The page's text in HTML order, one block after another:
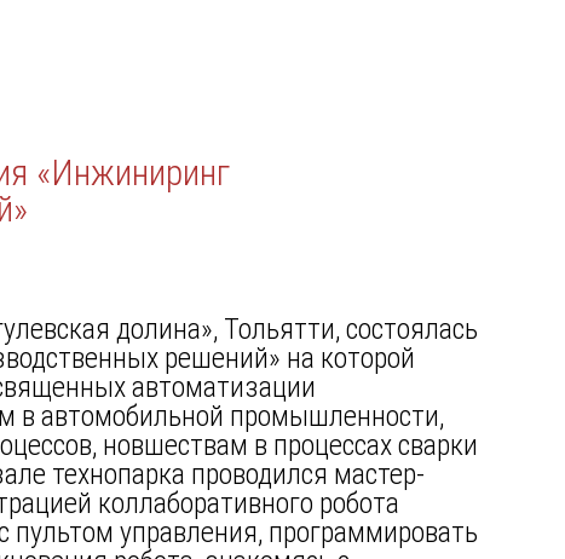
«Инжиниринг
долина», Тольятти, состоялась
решений» на которой
автоматизации
в автомобильной промышленности,
новшествам в процессах сварки
технопарка проводился мастер-
коллаборативного робота
пультом управления, программировать